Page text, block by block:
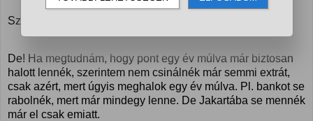
Szóval én hála égnek már bármikor nyugodtan...
De! Ha megtudnám, hogy pont egy év múlva már biztosan
halott lennék, szerintem nem csinálnék már semmi extrát,
csak azért, mert úgyis meghalok egy év múlva. Pl. bankot se
rabolnék, mert már mindegy lenne. De Jakartába se mennék
már el csak emiatt.